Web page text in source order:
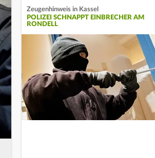
Zeugenhinweis in Kassel
POLIZEI SCHNAPPT EINBRECHER AM
RONDELL